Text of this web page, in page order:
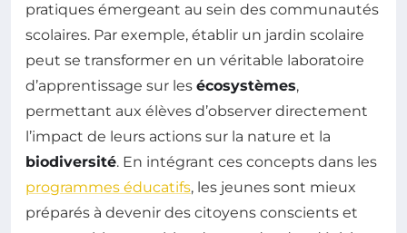
pratiques émergeant au sein des communautés
scolaires. Par exemple, établir un jardin scolaire
peut se transformer en un véritable laboratoire
d’apprentissage sur les écosystèmes,
permettant aux élèves d’observer directement
l’impact de leurs actions sur la nature et la
biodiversité. En intégrant ces concepts dans les
programmes éducatifs, les jeunes sont mieux
préparés à devenir des citoyens conscients et